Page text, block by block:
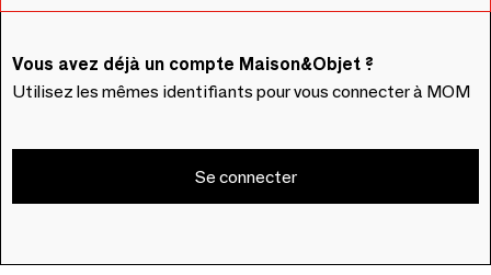
Vous avez déjà un compte Maison&Objet ?
Utilisez les mêmes identifiants pour vous connecter à MOM
Se connecter